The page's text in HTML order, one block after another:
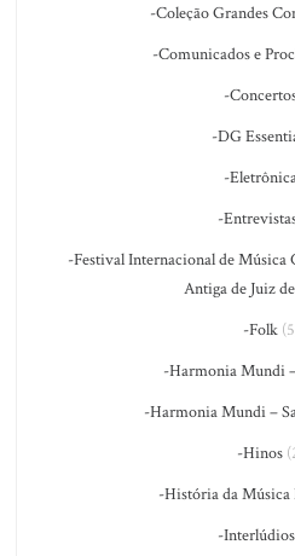
-Coleção Grandes
-Comunicados e
-
-DG
-
-
-Festival Internacional de Música
Antiga de Juiz
-Folk
-Harmonia Mundi
-Harmonia Mundi –
-Hinos
-História da Música
-Interlúdios